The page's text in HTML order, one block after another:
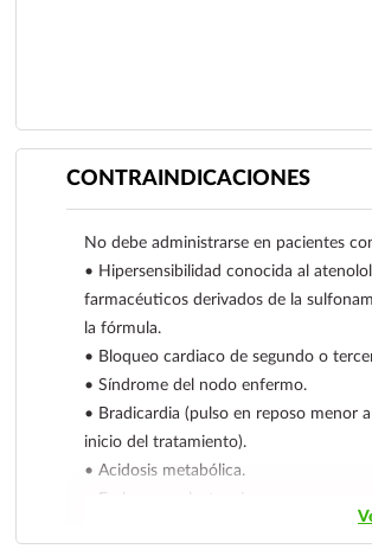
CONTRAINDICACIONES
No debe administrarse en pacientes
• Hipersensibilidad conocida al
farmacéuticos derivados de la
la fórmula.
• Bloqueo cardiaco de segundo o
• Síndrome del nodo enfermo.
• Bradicardia (pulso en reposo menor
inicio del tratamiento).
• Acidosis metabólica.
• Embarazo y lactancia.
• Insuficiencia cardiaca no controlada.